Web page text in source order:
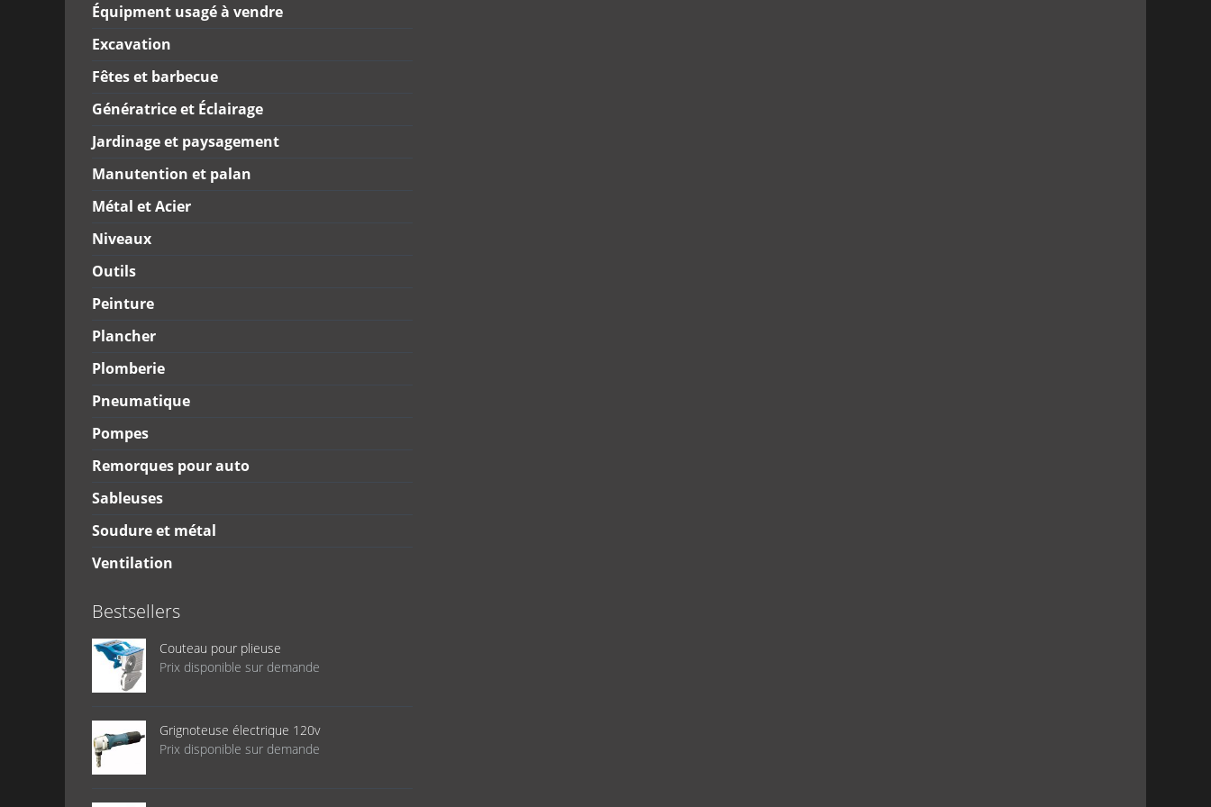
Équipment usagé à vendre
Excavation
Fêtes et barbecue
Génératrice et Éclairage
Jardinage et paysagement
Manutention et palan
Métal et Acier
Niveaux
Outils
Peinture
Plancher
Plomberie
Pneumatique
Pompes
Remorques pour auto
Sableuses
Soudure et métal
Ventilation
Bestsellers
Couteau pour plieuse
Prix disponible sur demande
Grignoteuse électrique 120v
Prix disponible sur demande